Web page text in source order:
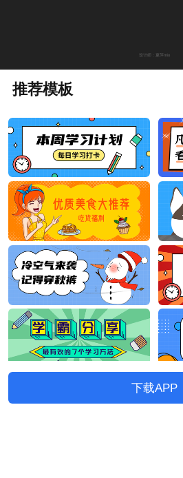
设计师：夏萍mio
推荐模板
下载APP